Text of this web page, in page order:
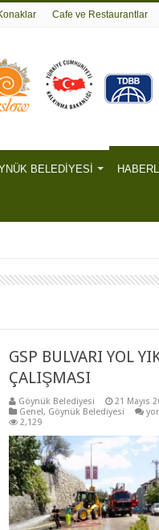
Cafe ve Restaurantlar
BELEDİYESİ
GSP BULVARI YOL
ÇALIŞMASI
Göynük Belediyesi
21 Mayıs
Genel, Göynük Belediyesi
2,129